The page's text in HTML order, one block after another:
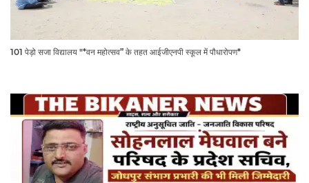
101 पेड़ो सजा विद्यालय "*वन महोत्सव” के तहत आईजीएनपी स्कूल में पौधारोपण*